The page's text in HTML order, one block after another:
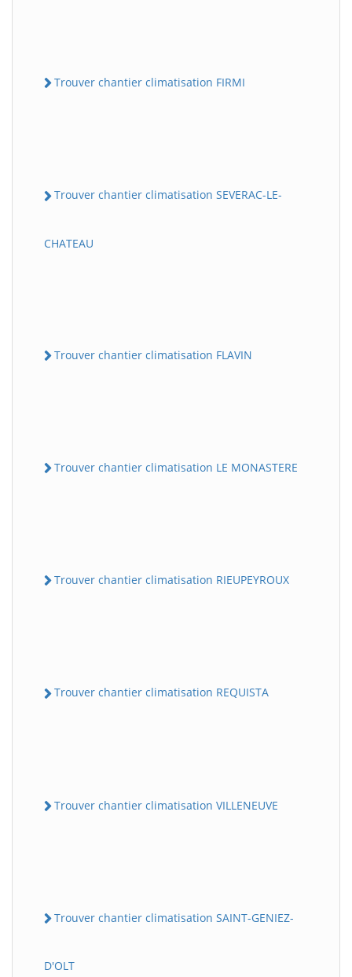
Trouver chantier climatisation FIRMI
Trouver chantier climatisation SEVERAC-LE-
CHATEAU
Trouver chantier climatisation FLAVIN
Trouver chantier climatisation LE MONASTERE
Trouver chantier climatisation RIEUPEYROUX
Trouver chantier climatisation REQUISTA
Trouver chantier climatisation VILLENEUVE
Trouver chantier climatisation SAINT-GENIEZ-
D'OLT